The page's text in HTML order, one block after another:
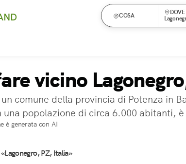
COSA
DOVE
vicino
un comune della provincia di Potenza in
una popolazione di circa 6.000 abitanti,
è generata con AI
PZ, Italia»